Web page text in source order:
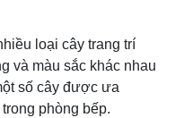
loại cây trang trí
và màu sắc khác nhau
số cây được ưa
phòng bếp.